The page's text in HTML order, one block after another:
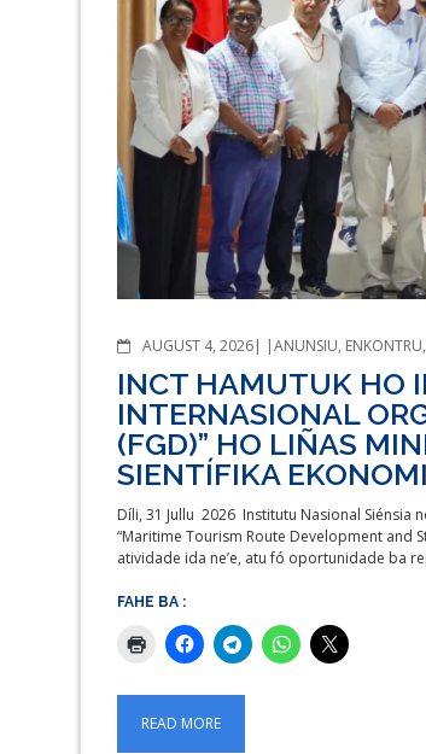
AUGUST 4, 2026 COMMENTS
ANUNSIU, ENKONTRU,
INCT HAMUTUK HO
INTERNASIONAL
(FGD)” HO LIÑAS
SIENTÍFIKA
Díli, 31 Jullu 2026 Institutu Nasional Siénsia
“Maritime Tourism Route Development and
atividade ida ne’e, atu fó oportunidade ba
FAHE BA :
READ MORE